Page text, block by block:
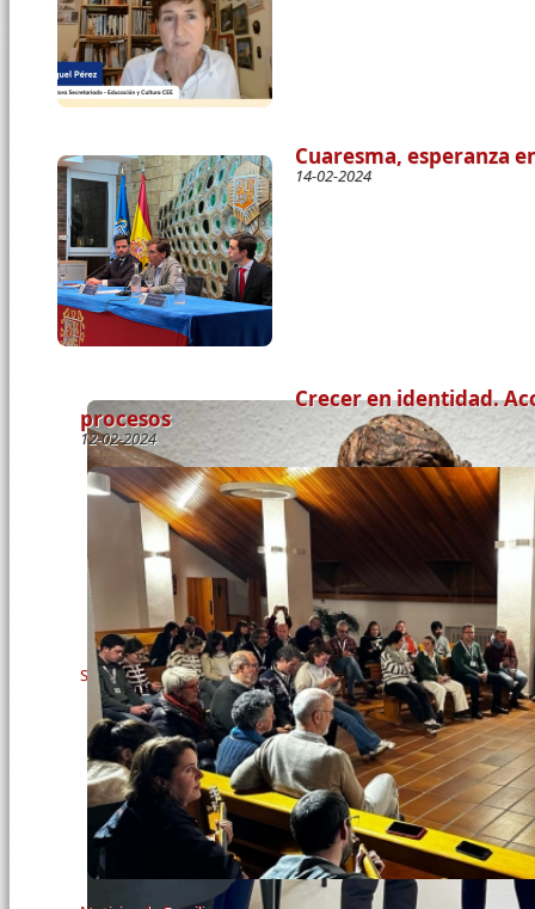
Cuaresma, esperanza
14-02-2024
Solidaridad y Misión
Crecer en identidad.
procesos
12-02-2024
Páginas